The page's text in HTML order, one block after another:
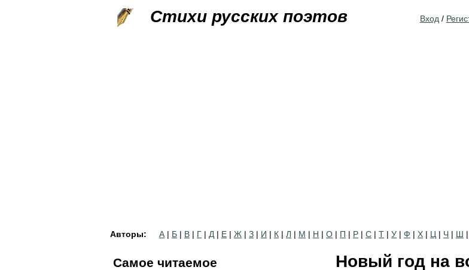
Стихи русских поэтов Вход /
Авторы: А | Б | В | Г | Д | Е | Ж | З | И | К | Л | М | Н | О | П | Р | С | Т | У | Ф | Х | Ц | Ч | Ш |
Новый год на
Самое читаемое